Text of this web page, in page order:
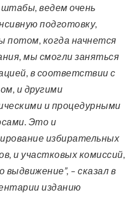
ведем очень
подготовку,
потом, когда начнется
мы смогли заняться
в соответствии с
и другими
и процедурными
Это и
избирательных
и участковых комиссий,
выдвижение”, – сказал в
изданию